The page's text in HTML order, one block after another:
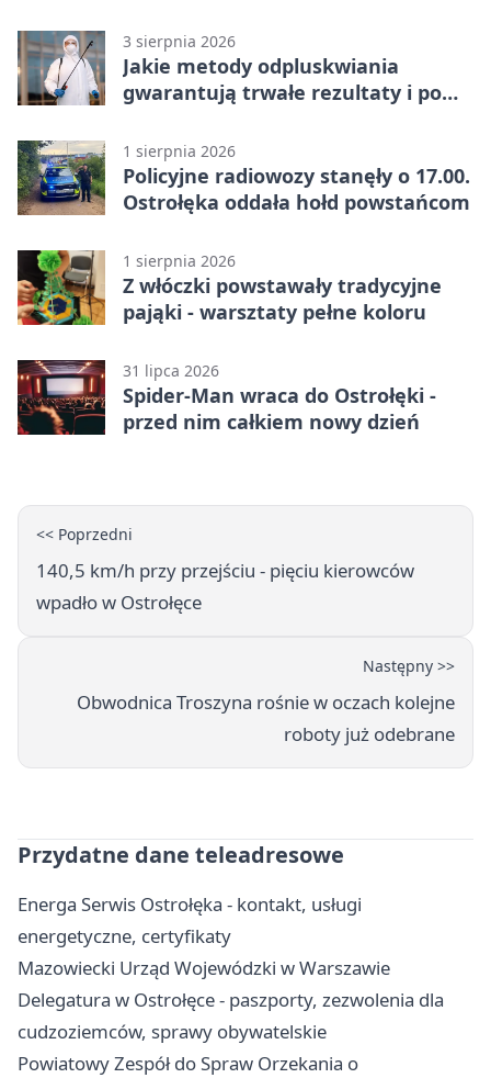
3 sierpnia 2026
Jakie metody odpluskwiania
gwarantują trwałe rezultaty i po
wykonawcę?
1 sierpnia 2026
Policyjne radiowozy stanęły o 17.00.
Ostrołęka oddała hołd powstańcom
1 sierpnia 2026
Z włóczki powstawały tradycyjne
pająki - warsztaty pełne koloru
31 lipca 2026
Spider-Man wraca do Ostrołęki -
przed nim całkiem nowy dzień
<< Poprzedni
140,5 km/h przy przejściu - pięciu kierowców
wpadło w Ostrołęce
Następny >>
Obwodnica Troszyna rośnie w oczach kolejne
roboty już odebrane
Przydatne dane teleadresowe
Energa Serwis Ostrołęka - kontakt, usługi
energetyczne, certyfikaty
Mazowiecki Urząd Wojewódzki w Warszawie
Delegatura w Ostrołęce - paszporty, zezwolenia dla
cudzoziemców, sprawy obywatelskie
Powiatowy Zespół do Spraw Orzekania o